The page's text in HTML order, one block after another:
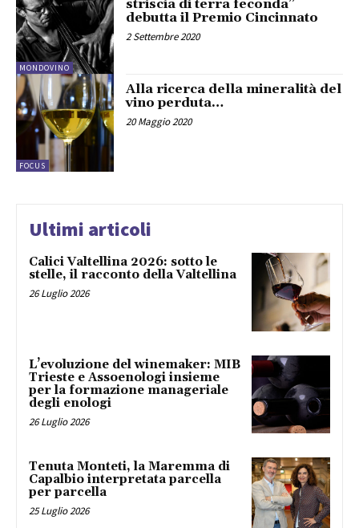
MONDOVINO
striscia di terra feconda”
debutta il Premio Cincinnato
2 Settembre 2020
FOCUS
Alla ricerca della mineralità del
vino perduta…
20 Maggio 2020
Ultimi articoli
Calici Valtellina 2026: sotto le
stelle, il racconto della Valtellina
26 Luglio 2026
L’evoluzione del winemaker: MIB
Trieste e Assoenologi insieme
per la formazione manageriale
degli enologi
26 Luglio 2026
Tenuta Monteti, la Maremma di
Capalbio interpretata parcella
per parcella
25 Luglio 2026